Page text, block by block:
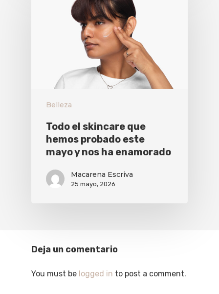
Belleza
Todo el skincare que
hemos probado este
mayo y nos ha enamorado
Macarena Escriva
25 mayo, 2026
Deja un comentario
You must be logged in to post a comment.